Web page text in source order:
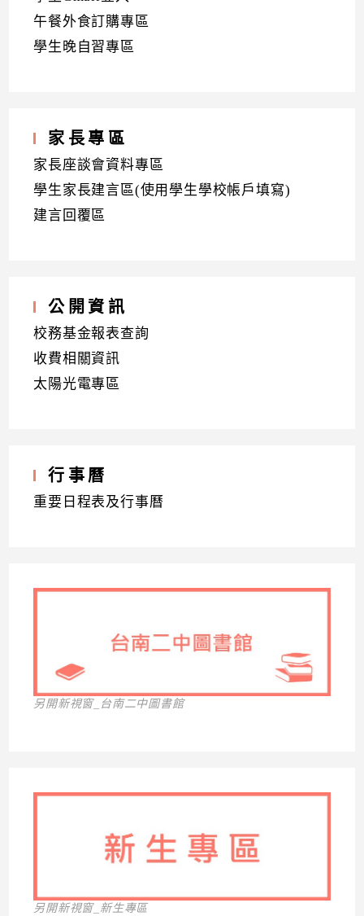
午餐外食訂購專區
學生晚自習專區
家長專區
家長座談會資料專區
學生家長建言區(使用學生學校帳戶填寫)
建言回覆區
公開資訊
校務基金報表查詢
收費相關資訊
太陽光電專區
行事曆
重要日程表及行事曆
另開新視窗_台南二中圖書館
另開新視窗_新生專區